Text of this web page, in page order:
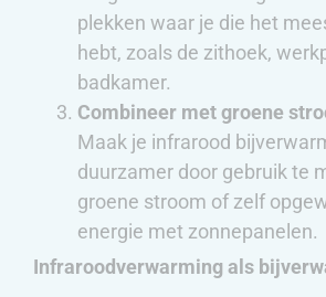
plekken waar je die het
hebt, zoals de zithoek,
badkamer.
Combineer met groene
Maak je infrarood
duurzamer door gebruik te
groene stroom of zelf
energie met zonnepanelen.
Infraroodverwarming als